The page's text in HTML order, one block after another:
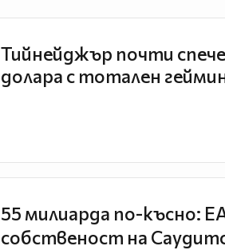
Тийнейджър почти
долара с тотален
55 милиарда по-късно:
собственост на